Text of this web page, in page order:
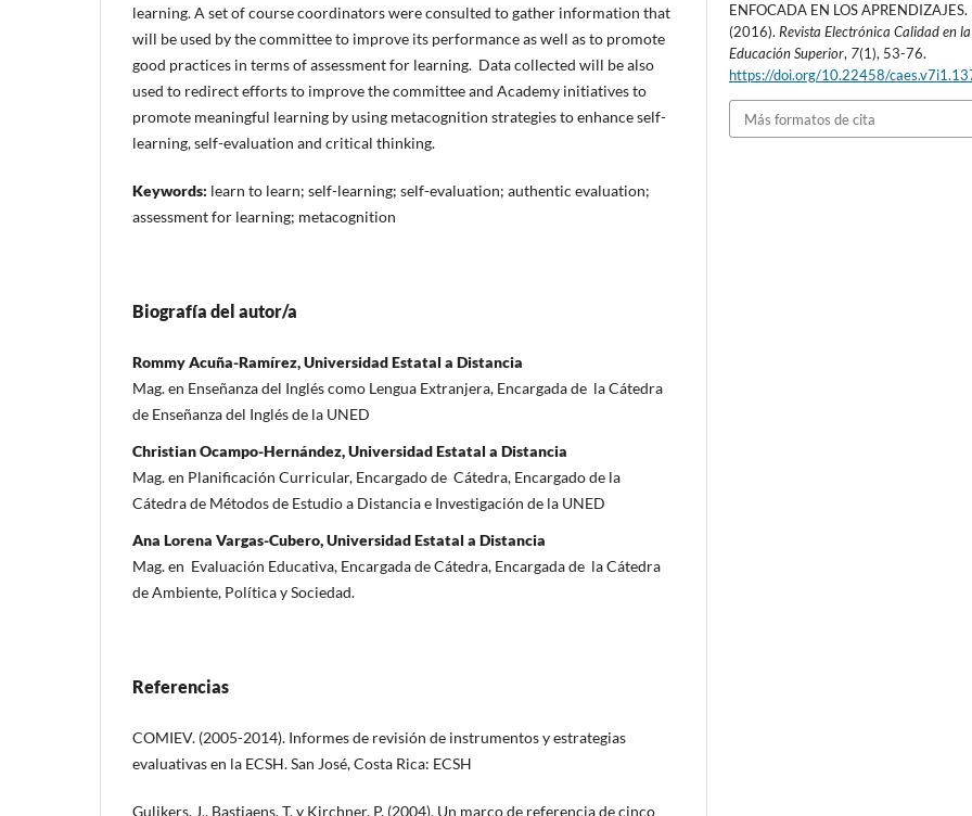
learning. A set of course coordinators were consulted to gather information that
will be used by the committee to improve its performance as well as to promote
good practices in terms of assessment for learning. Data collected will be also
used to redirect efforts to improve the committee and Academy initiatives to
promote meaningful learning by using metacognition strategies to enhance self-
learning, self-evaluation and critical thinking.
Keywords: learn to learn; self-learning; self-evaluation; authentic evaluation;
assessment for learning; metacognition
Biografía del autor/a
Rommy Acuña-Ramírez, Universidad Estatal a Distancia
Mag. en Enseñanza del Inglés como Lengua Extranjera, Encargada de la Cátedra
de Enseñanza del Inglés de la UNED
Christian Ocampo-Hernández, Universidad Estatal a Distancia
Mag. en Planificación Curricular, Encargado de Cátedra, Encargado de la
Cátedra de Métodos de Estudio a Distancia e Investigación de la UNED
Ana Lorena Vargas-Cubero, Universidad Estatal a Distancia
Mag. en Evaluación Educativa, Encargada de Cátedra, Encargada de la Cátedra
de Ambiente, Política y Sociedad.
Referencias
COMIEV. (2005-2014). Informes de revisión de instrumentos y estrategias
evaluativas en la ECSH. San José, Costa Rica: ECSH
Gulikers, J., Bastiaens, T. y Kirchner, P. (2004). Un marco de referencia de cinco
ENFOCADA EN LOS APRENDIZAJES.
(2016).Revista Electrónica Calidad en la
Educación Superior, 7(1), 53-76.
https://doi.org/10.22458/
Más formatos de cita